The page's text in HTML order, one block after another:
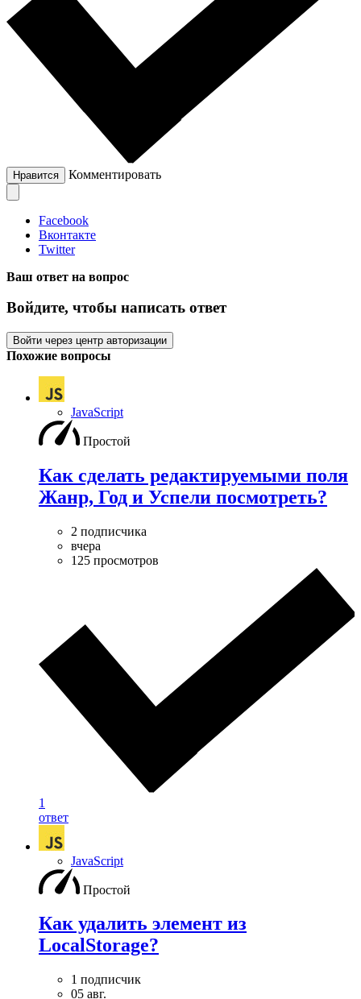
Нравится Комментировать
Facebook
Вконтакте
Twitter
Ваш ответ на вопрос
Войдите, чтобы написать ответ
Войти через центр авторизации
Похожие вопросы
JavaScript
Простой
Как сделать редактируемыми поля
Жанр, Год и Успели посмотреть?
2 подписчика
вчера
125 просмотров
1
ответ
JavaScript
Простой
Как удалить элемент из
LocalStorage?
1 подписчик
05 авг.